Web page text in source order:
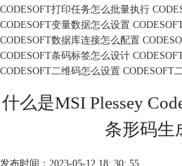
CODESOFT变量数据怎么设置
CODESOFT数据库连接怎么配置
CODESOFT条码标签怎么设计
CODESOFT二维码怎么设置 CODESOFT
什么是MSI Plessey
条形码生
发布时间：2023-05-12 18: 30: 55